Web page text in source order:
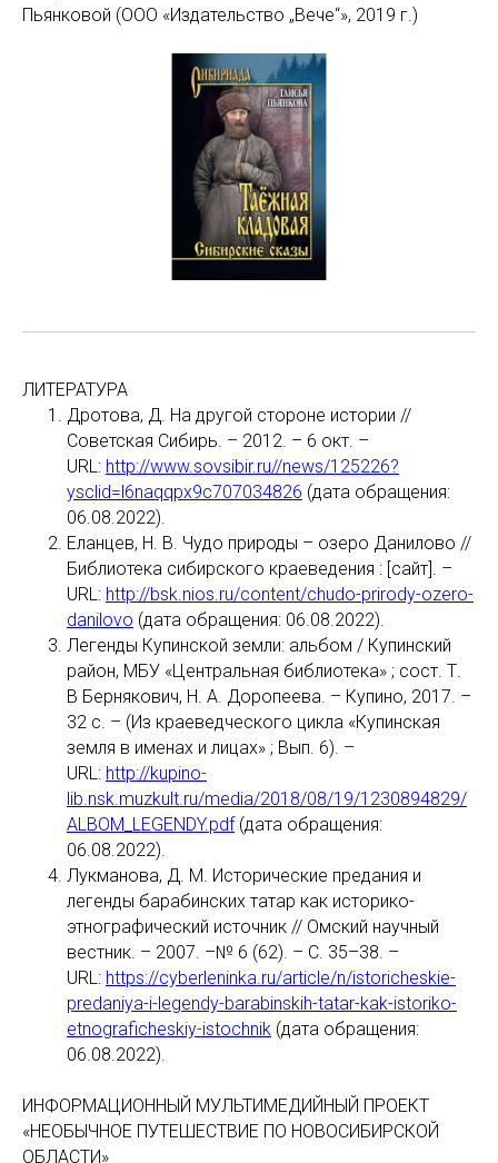
Пьянковой (ООО «Издательство „Вече“», 2019 г.)
ЛИТЕРАТУРА
Дротова, Д. На другой стороне истории //
Советская Сибирь. – 2012. – 6 окт. –
URL: http://www.sovsibir.ru//news/125226?
ysclid=l6naqqpx9c707034826 (дата обращения:
06.08.2022).
Еланцев, Н. В. Чудо природы – озеро Данилово //
Библиотека сибирского краеведения : [сайт]. –
URL: http://bsk.nios.ru/content/chudo-prirody-ozero-
danilovo (дата обращения: 06.08.2022).
Легенды Купинской земли: альбом / Купинский
район, МБУ «Центральная библиотека» ; сост. Т.
В Бернякович, Н. А. Доропеева. – Купино, 2017. –
32 с. – (Из краеведческого цикла «Купинская
земля в именах и лицах» ; Вып. 6). –
URL: http://kupino-
lib.nsk.muzkult.ru/media/2018/08/19/1230894829/
ALBOM_LEGENDY.pdf(дата обращения:
06.08.2022).
Лукманова, Д. М. Исторические предания и
легенды барабинских татар как историко-
этнографический источник // Омский научный
вестник. – 2007. –№ 6 (62). – С. 35–38. –
URL: https://cyberleninka.ru/article/n/istoricheskie-
predaniya-i-legendy-barabinskih-tatar-kak-istoriko-
etnograficheskiy-istochnik (дата обращения:
06.08.2022).
ИНФОРМАЦИОННЫЙ МУЛЬТИМЕДИЙНЫЙ ПРОЕКТ
«НЕОБЫЧНОЕ ПУТЕШЕСТВИЕ ПО НОВОСИБИРСКОЙ
ОБЛАСТИ»